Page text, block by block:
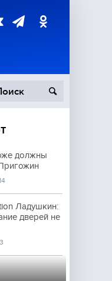
должны
Ладушкин:
дверей не